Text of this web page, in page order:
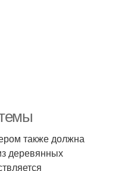
также должна
деревянных